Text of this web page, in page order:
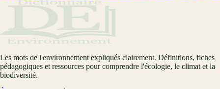
Les mots de l'environnement expliqués clairement. Définitions, fiches
pédagogiques et ressources pour comprendre l'écologie, le climat et la
biodiversité.